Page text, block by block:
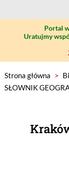
Portal
Uratujmy
Strona główna >
SŁOWNIK